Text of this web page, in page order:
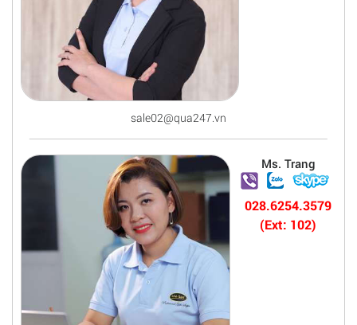
sale02@qua247.vn
Ms. Trang
028.6254.3579
(Ext: 102)